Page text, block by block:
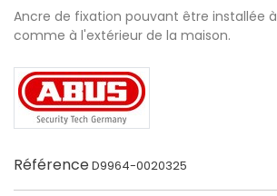
Ancre de fixation pouvant être installée
comme à l'extérieur de la maison.
RéférenceD9964-0020325